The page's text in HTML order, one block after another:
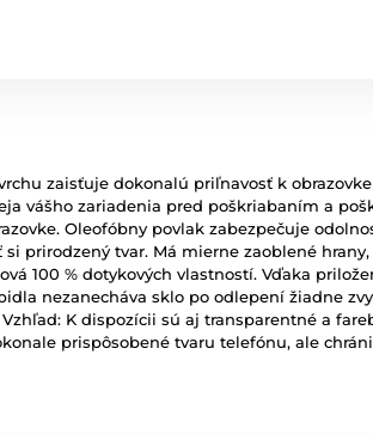
zaisťuje dokonalú priľnavosť k
vášho zariadenia pred poškriabaním a
Oleofóbny povlak zabezpečuje
prirodzený tvar. Má mierne zaoblené
100 % dotykových vlastností. Vďaka
nezanecháva sklo po odlepení žiadne
K dispozícii sú aj transparentné a
prispôsobené tvaru telefónu, ale